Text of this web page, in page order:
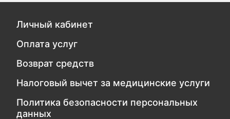
Личный кабинет
Оплата услуг
Возврат средств
Налоговый вычет за медицинские услуги
Политика безопасности персональных
данных